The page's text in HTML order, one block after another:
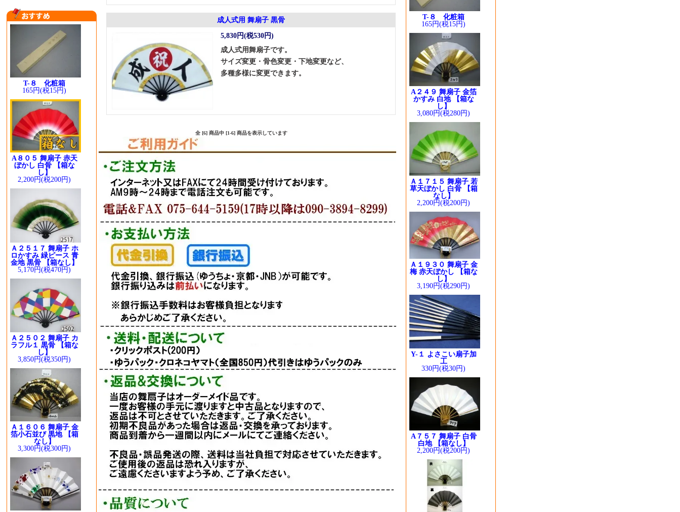
T-８ 化粧箱
165円(税15円)
A８０５ 舞扇子 赤天
ぼかし 白骨 【箱な
し】
2,200円(税200円)
Ａ２５１７ 舞扇子 ホ
ロかすみ 緑ピース 青
金地 黒骨 【箱なし】
5,170円(税470円)
Ａ２５０２ 舞扇子 カ
ラフル１ 黒骨 【箱な
し】
3,850円(税350円)
Ａ１６０６ 舞扇子 金
箔小石並び 黒地 【箱
なし】
3,300円(税300円)
成人式用 舞扇子 黒骨
5,830円(税530円)
成人式用舞扇子です。
サイズ変更・骨色変更・下地変更など、
多種多様に変更できます。
全 [6] 商品中 [1-6] 商品を表示しています
T-８ 化粧箱
165円(税15円)
A２４９ 舞扇子 金箔
かすみ 白地 【箱な
し】
3,080円(税280円)
Ａ１７１５ 舞扇子 若
草天ぼかし 白骨 【箱
なし】
2,200円(税200円)
Ａ１９３０ 舞扇子 金
梅 赤天ぼかし 【箱な
し】
3,190円(税290円)
Y-１ よさこい扇子加
工
330円(税30円)
A７５７ 舞扇子 白骨
白地 【箱なし】
2,200円(税200円)